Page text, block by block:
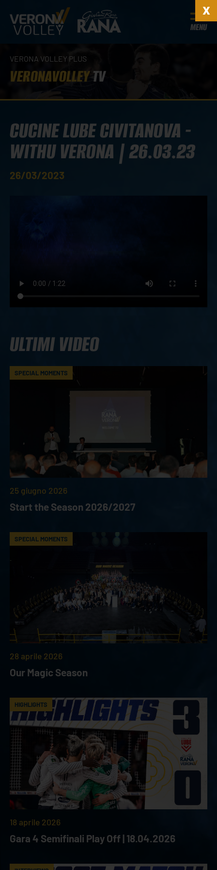
MENU
VERONA VOLLEY PLUS
VERONAVOLLEYTV
CUCINE LUBE CIVITANOVA -
WITHU VERONA | 26.03.23
26/03/2023
ULTIMI VIDEO
SPECIAL MOMENTS
25 giugno 2026
Start the Season 2026/2027
SPECIAL MOMENTS
28 aprile 2026
Our Magic Season
HIGHLIGHTS
18 aprile 2026
Gara 4 Semifinali Play Off | 18.04.2026